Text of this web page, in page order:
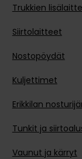
Trukkien
Siirtolaitteet
Nostopöydät
Kuljettimet
Erikkilan
Tunkit ja
Vaunut ja kärryt